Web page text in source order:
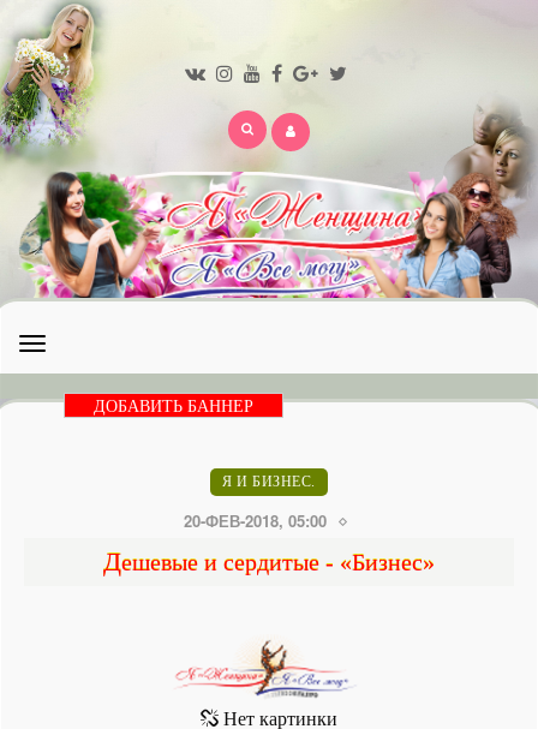
Открыть
меню
ДОБАВИТЬ БАННЕР
Я И БИЗНЕС.
20-ФЕВ-2018, 05:00
Дешевые и сердитые - «Бизнес»